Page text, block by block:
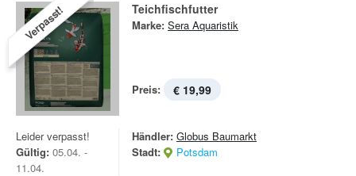
Verpasst! Teichfischfutter
Marke: Sera Aquaristik
Preis: € 19,99
Leider verpasst!
Gültig: 05.04. -
11.04.
Händler: Globus Baumarkt
Stadt:
Potsdam